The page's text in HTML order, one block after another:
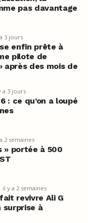
pas davantage
3 jours
enfin prête à
pilote de
après des mois de
a 3 jours
: ce qu’on a loupé
2 semaines
» portée à 500
il y a 2 semaines
revivre Ali G
surprise à